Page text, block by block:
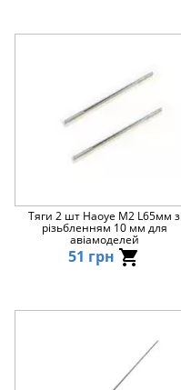
Тяги 2 шт Haoye M2 L65мм з
різьбленням 10 мм для
авіамоделей
51 грн